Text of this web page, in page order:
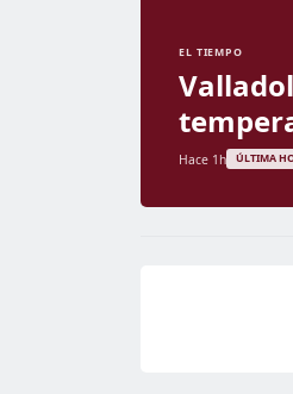
EL TIEMPO
Hace 1h ÚLTIMA